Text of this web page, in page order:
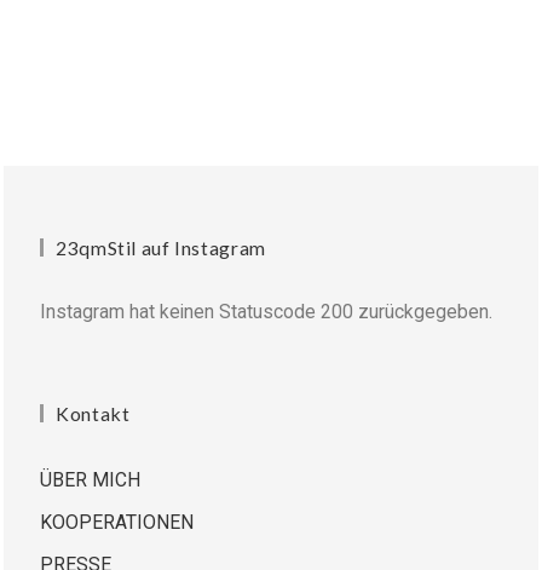
23qmStil auf Instagram
Instagram hat keinen Statuscode 200 zurückgegeben.
Kontakt
ÜBER MICH
KOOPERATIONEN
PRESSE